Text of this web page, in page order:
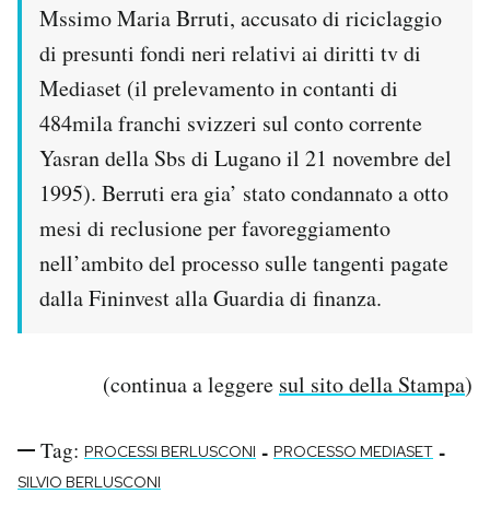
Mssimo Maria Brruti, accusato di riciclaggio
di presunti fondi neri relativi ai diritti tv di
Mediaset (il prelevamento in contanti di
484mila franchi svizzeri sul conto corrente
Yasran della Sbs di Lugano il 21 novembre del
1995). Berruti era gia’ stato condannato a otto
mesi di reclusione per favoreggiamento
nell’ambito del processo sulle tangenti pagate
dalla Fininvest alla Guardia di finanza.
(continua a leggere sul sito della Stampa)
Tag: PROCESSI BERLUSCONI - PROCESSO MEDIASET -
SILVIO BERLUSCONI